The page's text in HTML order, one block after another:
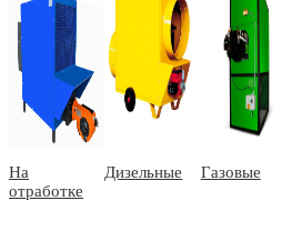
На
отработке
Дизельные Газовые